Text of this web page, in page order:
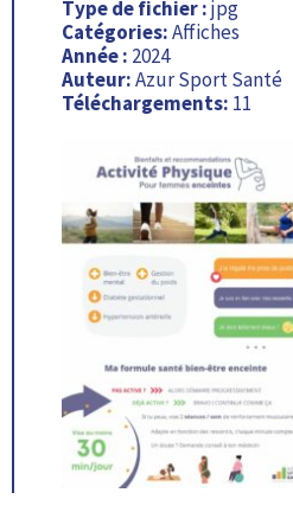
Type de fichier :jpg
Catégories:Affiches
Année : 2024
Auteur:Azur Sport Santé
Téléchargements: 11